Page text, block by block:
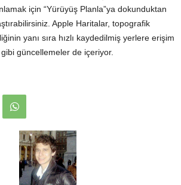
için “Yürüyüş Planla”ya dokunduktan
Apple Haritalar, topografik
yanı sıra hızlı kaydedilmiş yerlere erişim
güncellemeler de içeriyor.